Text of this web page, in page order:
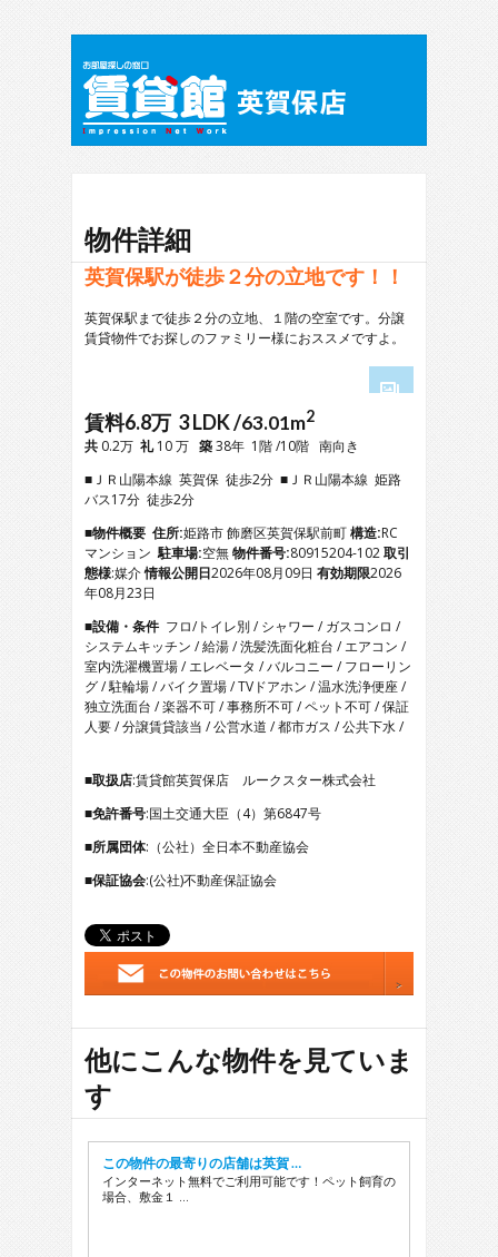
物件詳細
英賀保駅が徒歩２分の立地です！！
英賀保駅まで徒歩２分の立地、１階の空室です。分譲
賃貸物件でお探しのファミリー様におススメですよ。
4
6
7
8
11
12
13
14
15
16
賃料6.8万 3 LDK /63.01m2
共 0.2万 礼10 万 築38年 1階 /10階 南向き
■ＪＲ山陽本線 英賀保 徒歩2分 ■ＪＲ山陽本線 姫路
バス17分 徒歩2分
■物件概要 住所:姫路市 飾磨区英賀保駅前町構造:RC
マンション駐車場:空無物件番号:80915204-102取引
態様:媒介情報公開日2026年08月09日 有効期限2026
年08月23日
■設備・条件 フロ/トイレ別 / シャワー / ガスコンロ /
システムキッチン / 給湯 / 洗髪洗面化粧台 / エアコン /
室内洗濯機置場 / エレベータ / バルコニー / フローリン
グ / 駐輪場 / バイク置場 / TVドアホン / 温水洗浄便座 /
独立洗面台 / 楽器不可 / 事務所不可 / ペット不可 / 保証
人要 / 分譲賃貸該当 / 公営水道 / 都市ガス / 公共下水 /
■取扱店:賃貸館英賀保店 ルークスター株式会社
■免許番号:国土交通大臣（4）第6847号
■所属団体:（公社）全日本不動産協会
■保証協会:(公社)不動産保証協会
他にこんな物件を見ていま
す
この物件の最寄りの店舗は英賀 …
インターネット無料でご利用可能です！ペット飼育の
場合、敷金１ …